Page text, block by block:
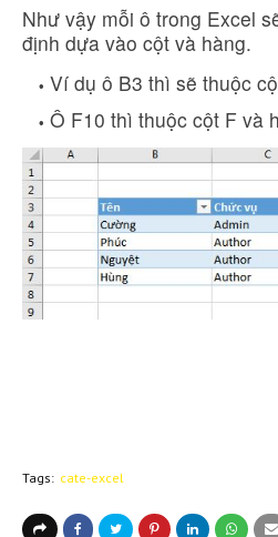
Như vậy mỗi ô trong Excel
định dựa vào cột và hàng.
Ví dụ ô B3 thì sẽ thuộc
Ô F10 thì thuộc cột F và
Tags: cate-excel